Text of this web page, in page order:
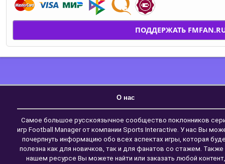
ПОДДЕРЖАТЬ
О нас
Самое большое русскоязычное сообщество поклонников
игр Football Manager от компании Sports Interactive. У нас Вы
почерпнуть информацию обо всех аспектах игры, которая
полезна как для новичков, так и для фанатов со стажем. Также
нашем ресурсе Вы можете найти или заказать любой контент,